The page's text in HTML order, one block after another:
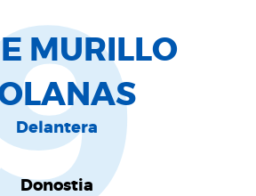
MURILLO
Delantera
Donostia